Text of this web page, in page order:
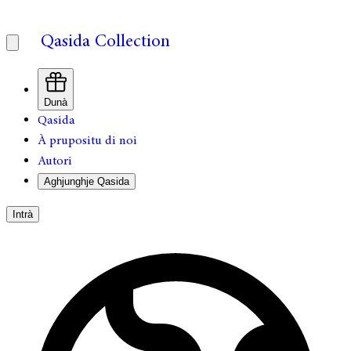
Qasida Collection
Dunà
Qasida
À prupositu di noi
Autori
Aghjunghje Qasida
Intrà